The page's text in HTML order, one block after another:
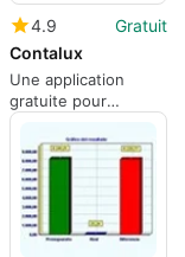
4.9
Gratuit
Contalux
Une application
gratuite pour
Windows, par Luis
Paez.